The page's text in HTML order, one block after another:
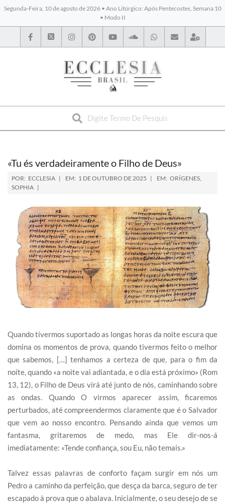
Segunda-Feira, 10 de agosto de 2026 • Ano Litúrgico: Após Pentecostes, Semana 10
• Modo II
BYBLOS
«Tu és verdadeiramente o Filho de Deus»
POR: ECCLESIA EM: 1 DE OUTUBRO DE 2025 EM: ORÍGENES,
SOPHIA
Quando tivermos suportado as longas horas da noite escura que
domina os momentos de prova, quando tivermos feito o melhor
que sabemos, […] tenhamos a certeza de que, para o fim da
noite, quando «a noite vai adiantada, e o dia está próximo» (Rom
13, 12), o Filho de Deus virá até junto de nós, caminhando sobre
as ondas. Quando O virmos aparecer assim, ficaremos
perturbados, até compreendermos claramente que é o Salvador
que vem ao nosso encontro. Pensando ainda que vemos um
fantasma, gritaremos de medo, mas Ele dir-nos-á
imediatamente: «Tende confiança, sou Eu, não temais.»
Talvez essas palavras de conforto façam surgir em nós um
Pedro a caminho da perfeição, que desça da barca, seguro de ter
escapado à prova que o abalava. Inicialmente, o seu desejo de se